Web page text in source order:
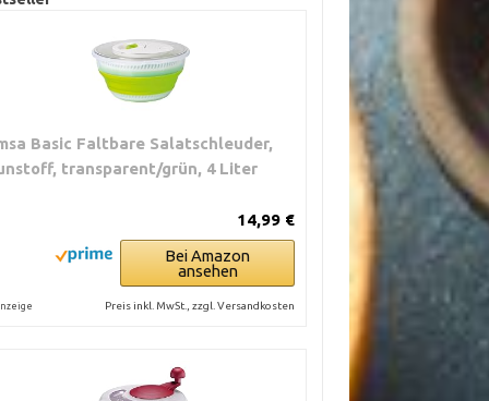
Basic Faltbare Salatschleuder,
transparent/grün, 4 Liter
14,99 €
Bei Amazon
ansehen
Preis inkl. MwSt., zzgl. Versandkosten